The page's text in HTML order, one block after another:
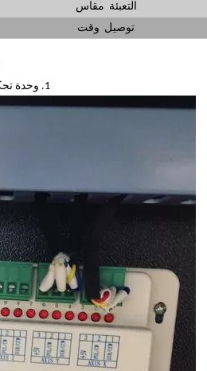
التعبئة مقاس
توصيل وقت
1. وحدة تحكم Ruida 6445G التي تدعم wifi دون اتصال بالإنترنت.